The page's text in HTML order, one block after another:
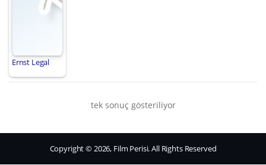
Ernst Legal
tek sonuç gösteriliyor
Copyright © 2026, Film Perisi. All Rights Reserved